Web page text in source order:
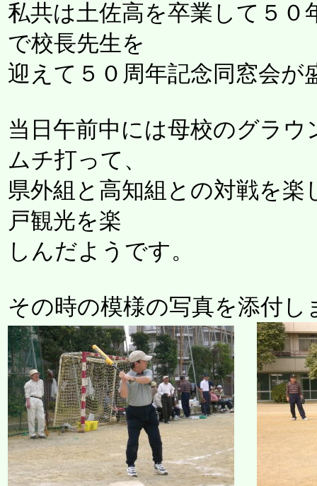
私共は土佐高を卒業して５
で校長先生を
迎えて５０周年記念同窓会が
当日午前中には母校のグラ
ムチ打って、
県外組と高知組との対戦を
戸観光を楽
しんだようです。
その時の模様の写真を添付